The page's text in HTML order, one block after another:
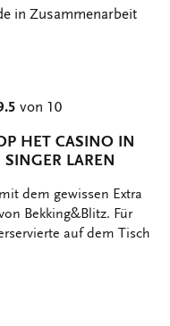
in Zusammenarbeit
von 10
HET CASINO IN
LAREN
dem gewissen Extra
Bekking&Blitz. Für
auf dem Tisch